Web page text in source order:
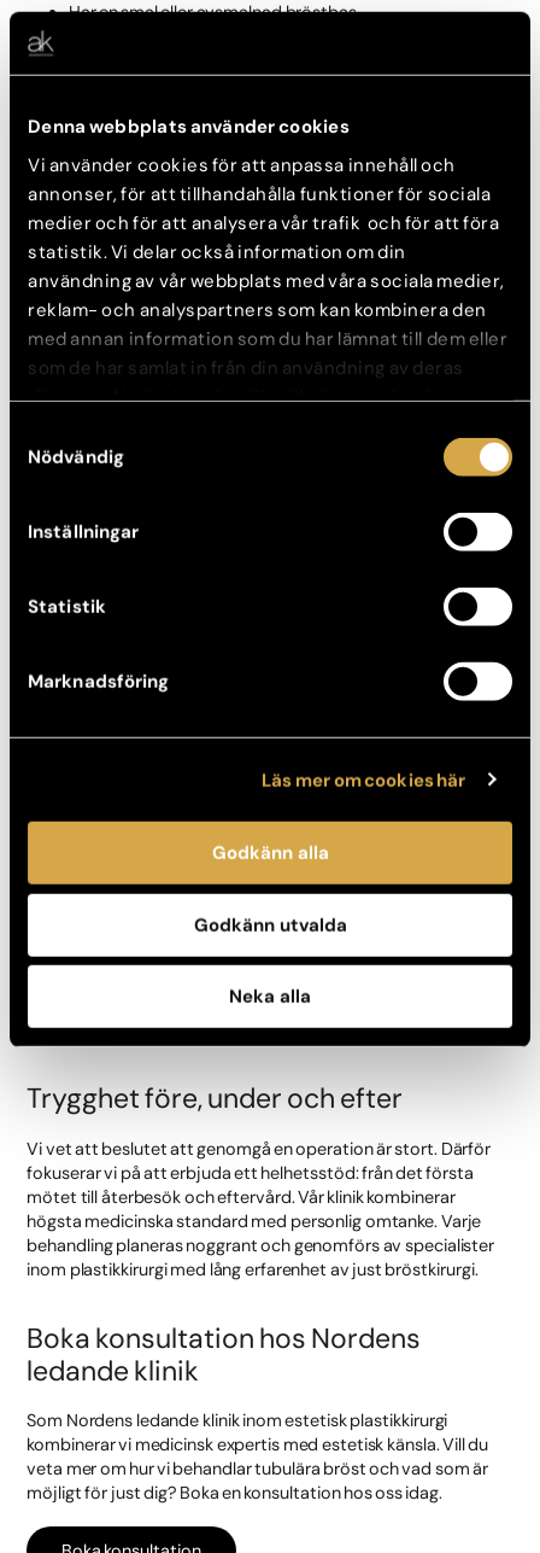
Denna webbplats använder cookies
Vi använder cookies för att anpassa innehåll och
annonser, för att tillhandahålla funktioner för sociala
medier och för att analysera vår trafik och för att föra
statistik. Vi delar också information om din
användning av vår webbplats med våra sociala medier,
reklam- och analyspartners som kan kombinera den
med annan information som du har lämnat till dem eller
som de har samlat in från din användning av deras
tjänster. Nedan kan du välja vilka kategorier du
mer information om hur varje kategori används.
Nödvändig
Inställningar
Statistik
Marknadsföring
Läs mer om cookies här
Godkänn alla
Godkänn utvalda
Neka alla
Har en smal eller avsmalnad bröstbas
Känner oro, begränsning eller obehag i sociala situationer
Hos oss går vi igenom både anatomin och vad du önskar
Så behandlar vi tubulära bröst
Beroende på graden av formavvikelse kan vi kombinera flera
tekniker:
Bröstkirurgi :
för att återställa volym
och projicering
för att skapa rundare
kontur
och form
Målet är att skapa balans, harmoni och en naturlig bröstform,
planeringen
För att kunna skapa ett så träffsäkert resultat som möjligt
möjligt slutresultat baserat på kroppens egna förutsättningar.
Det skapar trygghet för dig och ger oss som kirurgiskt team ett
Simuleringen ger också möjlighet att i lugn och ro diskutera
ingreppet. Det skapar realistiska förväntningar och stärker
beslutsprocessen.
Trygghet före, under och efter
Vi vet att beslutet att genomgå en operation är stort. Därför
fokuserar vi på att erbjuda ett helhetsstöd: från det första
mötet till återbesök och eftervård. Vår klinik kombinerar
högsta medicinska standard med personlig omtanke. Varje
behandling planeras noggrant och genomförs av specialister
inom plastikkirurgi med lång erfarenhet av just bröstkirurgi.
Boka konsultation hos Nordens
ledande klinik
Som Nordens ledande klinik inom estetisk plastikkirurgi
kombinerar vi medicinsk expertis med estetisk känsla. Vill du
veta mer om hur vi behandlar tubulära bröst och vad som är
möjligt för just dig? Boka en konsultation hos oss idag.